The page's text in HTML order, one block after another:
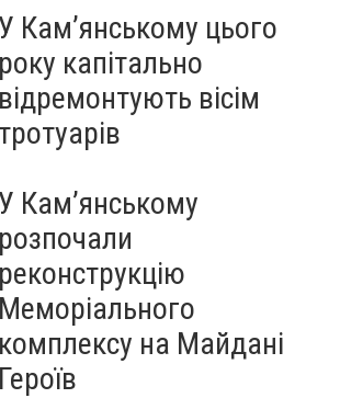
У Кам’янському цього
року капітально
відремонтують вісім
тротуарів
У Кам’янському
розпочали
реконструкцію
Меморіального
комплексу на Майдані
Героїв